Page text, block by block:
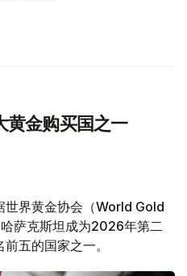
黄金购买国之一
世界黄金协会（World Gold
萨克斯坦成为2026年第二
五的国家之一。